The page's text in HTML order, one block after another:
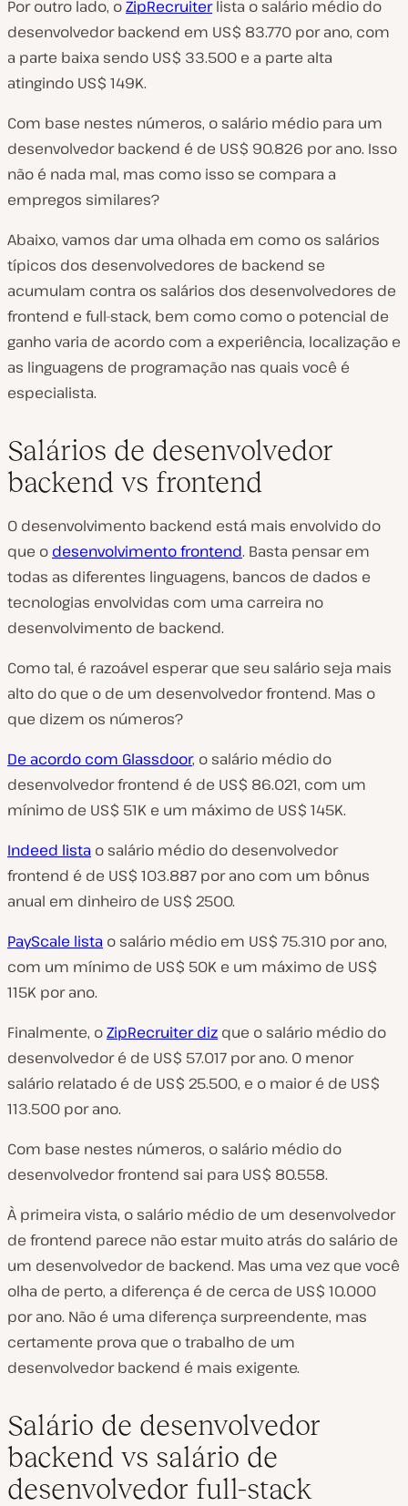
Por outro lado, oZipRecruiterlista o salário médio do
desenvolvedor backend em US$ 83.770 por ano, com
a parte baixa sendo US$ 33.500 e a parte alta
atingindo US$ 149K.
Com base nestes números, o salário médio para um
desenvolvedor backend é de US$ 90.826 por ano. Isso
não é nada mal, mas como isso se compara a
empregos similares?
Abaixo, vamos dar uma olhada em como os salários
típicos dos desenvolvedores de backend se
acumulam contra os salários dos desenvolvedores de
frontend e full-stack, bem como como o potencial de
ganho varia de acordo com a experiência, localização e
as linguagens de programação nas quais você é
especialista.
Salários de desenvolvedor
backend vs frontend
O desenvolvimento backend está mais envolvido do
que o desenvolvimento frontend. Basta pensar em
todas as diferentes linguagens, bancos de dados e
tecnologias envolvidas com uma carreira no
desenvolvimento de backend.
Como tal, é razoável esperar que seu salário seja mais
alto do que o de um desenvolvedor frontend. Mas o
que dizem os números?
De acordo com Glassdoor, o salário médio do
desenvolvedor frontend é de US$ 86.021, com um
mínimo de US$ 51K e um máximo de US$ 145K.
Indeed lista o salário médio do desenvolvedor
frontend é de US$ 103.887 por ano com um bônus
anual em dinheiro de US$ 2500.
PayScale lista o salário médio em US$ 75.310 por ano,
com um mínimo de US$ 50K e um máximo de US$
115K por ano.
Finalmente, oZipRecruiter diz que o salário médio do
desenvolvedor é de US$ 57.017 por ano. O menor
salário relatado é de US$ 25.500, e o maior é de US$
113.500 por ano.
Com base nestes números, o salário médio do
desenvolvedor frontend sai para US$ 80.558.
À primeira vista, o salário médio de um desenvolvedor
de frontend parece não estar muito atrás do salário de
um desenvolvedor de backend. Mas uma vez que você
olha de perto, a diferença é de cerca de US$ 10.000
por ano. Não é uma diferença surpreendente, mas
certamente prova que o trabalho de um
desenvolvedor backend é mais exigente.
Salário de desenvolvedor
backend vs salário de
desenvolvedor full-stack